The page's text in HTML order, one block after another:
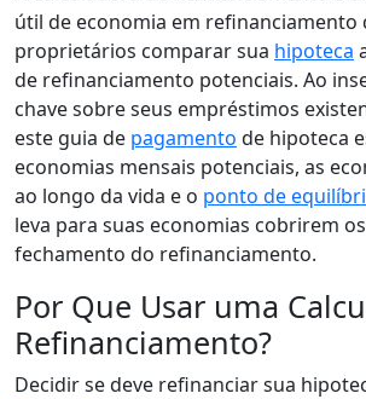
útil de economia em refinanciamento
proprietários comparar sua hipoteca
de refinanciamento potenciais. Ao
chave sobre seus empréstimos
este guia de pagamento de hipoteca
economias mensais potenciais, as
ao longo da vida e o ponto de
leva para suas economias cobrirem
fechamento do refinanciamento.
Por Que Usar uma
Refinanciamento?
Decidir se deve refinanciar sua